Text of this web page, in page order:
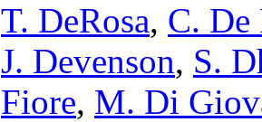
T. DeRosa, C. De
J. Devenson, S.
Fiore, M. Di